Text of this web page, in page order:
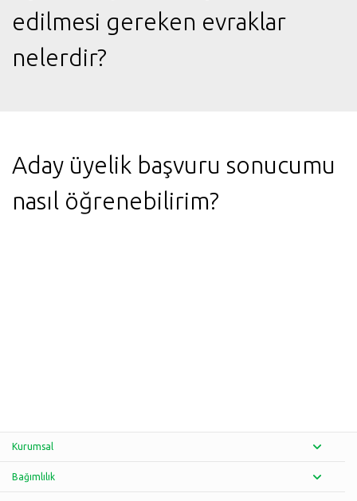
edilmesi gereken evraklar
nelerdir?
Aday üyelik başvuru sonucumu
nasıl öğrenebilirim?
Kurumsal
Bağımlılık